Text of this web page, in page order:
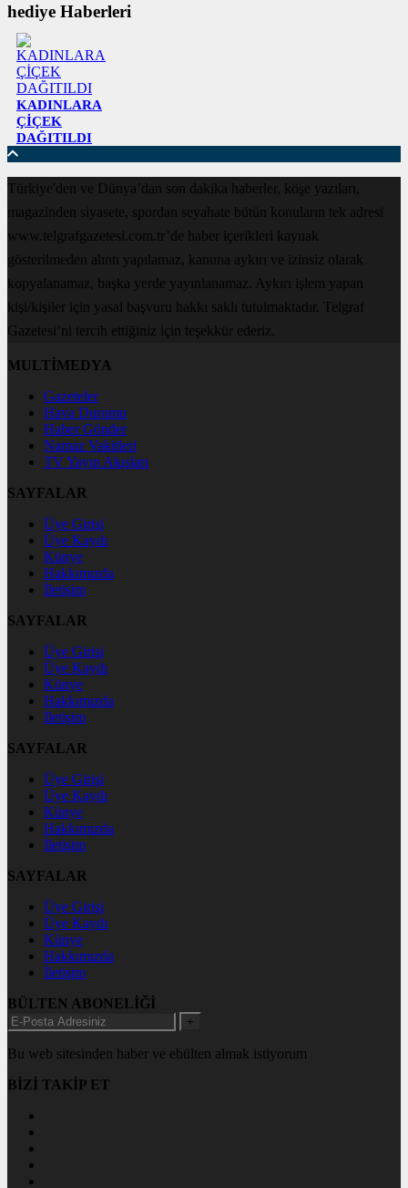
hediye Haberleri
KADINLARA
ÇİÇEK
DAĞITILDI
Türkiye'den ve Dünya’dan son dakika haberler, köşe yazıları,
magazinden siyasete, spordan seyahate bütün konuların tek adresi
www.telgrafgazetesi.com.tr’de haber içerikleri kaynak
gösterilmeden alıntı yapılamaz, kanuna aykırı ve izinsiz olarak
kopyalanamaz, başka yerde yayınlanamaz. Aykırı işlem yapan
kişi/kişiler için yasal başvuru hakkı saklı tutulmaktadır. Telgraf
Gazetesi’ni tercih ettiğiniz için teşekkür ederiz.
MULTİMEDYA
Gazeteler
Hava Durumu
Haber Gönder
Namaz Vakitleri
TV Yayın Akışları
SAYFALAR
Üye Girişi
Üye Kaydı
Künye
Hakkımızda
İletişim
SAYFALAR
Üye Girişi
Üye Kaydı
Künye
Hakkımızda
İletişim
SAYFALAR
Üye Girişi
Üye Kaydı
Künye
Hakkımızda
İletişim
SAYFALAR
Üye Girişi
Üye Kaydı
Künye
Hakkımızda
İletişim
BÜLTEN ABONELİĞİ
+
Bu web sitesinden haber ve ebülten almak istiyorum
BİZİ TAKİP ET